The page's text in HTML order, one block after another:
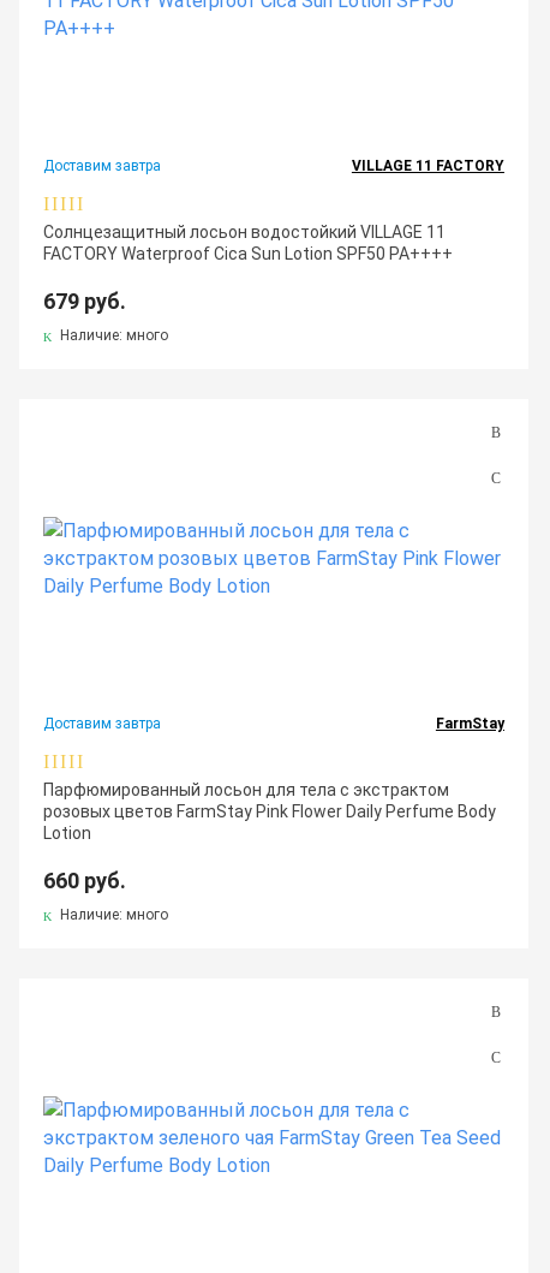
Доставим завтра VILLAGE 11 FACTORY
Солнцезащитный лосьон водостойкий VILLAGE 11
FACTORY Waterproof Cica Sun Lotion SPF50 PA++++
679 руб.
Наличие: много
Доставим завтра FarmStay
Парфюмированный лосьон для тела с экстрактом
розовых цветов FarmStay Pink Flower Daily Perfume Body
Lotion
660 руб.
Наличие: много